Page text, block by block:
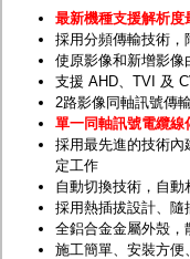
分配放大器
網路線用水晶頭
網路線
懶人線.同軸線.花線
線頭.插座.延長線
集線盒.防水盒.配線盒
變壓器.避雷器
轉接頭
偽裝嚇阻假監視器. 警
行車紀錄器.車用插座配
電腦工業機殼
客訂商品
最新機種支援解析度
採用分頻傳輸技術，
使原影像和新增影像
支援 AHD、TVI 及
2路影像同軸訊號傳
單一同軸訊號電纜線
採用最先進的技術內
定工作
自動切換技術，自
採用熱插拔設計、隨
全鋁合金金屬外殼，
施工簡單、安裝方便